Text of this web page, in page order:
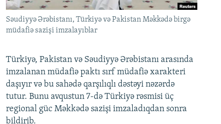
Səudiyyə Ərəbistanı, Türkiyə və Pakistan Məkkədə birgə
müdafiə sazişi imzalayıblar
Türkiyə, Pakistan və Səudiyyə Ərəbistanı arasında
imzalanan müdafiə paktı sırf müdafiə xarakteri
daşıyır və bu sahədə qarşılıqlı dəstəyi nəzərdə
tutur. Bunu avqustun 7-də Türkiyə rəsmisi üç
regional güc Məkkədə sazişi imzaladıqdan sonra
bildirib.